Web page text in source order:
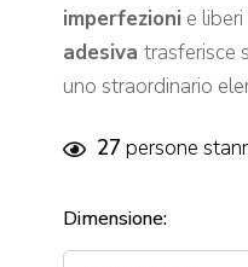
imperfezioni e
adesiva trasferisce
uno straordinario
27 persone
Dimensione: